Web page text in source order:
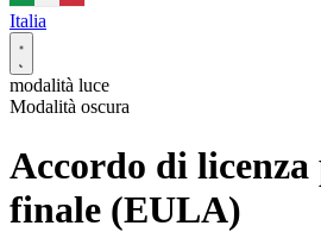
Italia
modalità luce
Modalità oscura
Accordo di licenza
finale (EULA)